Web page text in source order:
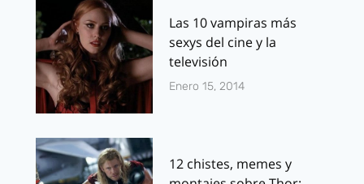
Las 10 vampiras más
sexys del cine y la
televisión
Enero 15, 2014
12 chistes, memes y